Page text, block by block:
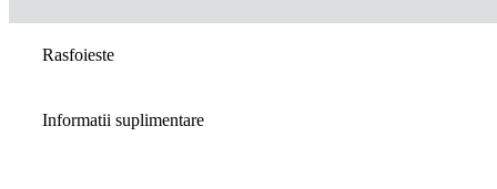
Rasfoieste
Informatii suplimentare